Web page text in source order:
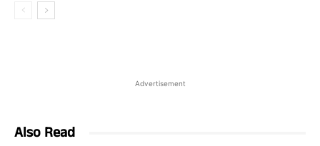
Advertisement
Also Read